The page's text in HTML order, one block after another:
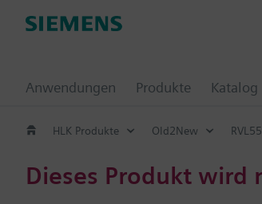
Anwendungen Produkte Katalog
HLK Produkte Old2New
Dieses Produkt wird